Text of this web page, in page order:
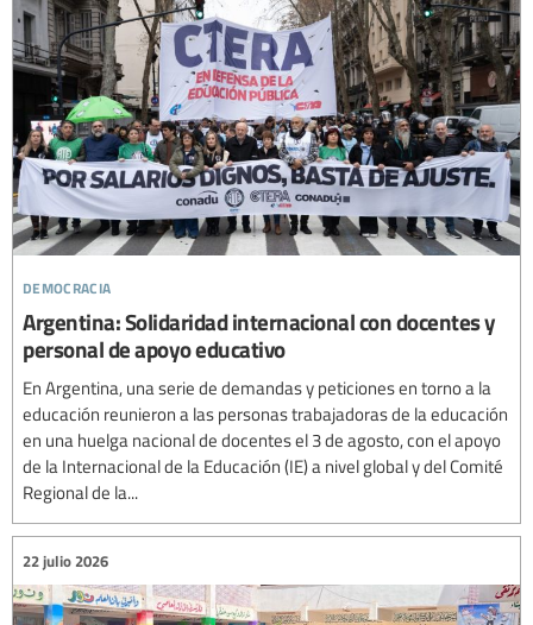
democracia
Argentina: Solidaridad internacional con docentes y
personal de apoyo educativo
En Argentina, una serie de demandas y peticiones en torno a la
educación reunieron a las personas trabajadoras de la educación
en una huelga nacional de docentes el 3 de agosto, con el apoyo
de la Internacional de la Educación (IE) a nivel global y del Comité
Regional de la...
22 julio 2026